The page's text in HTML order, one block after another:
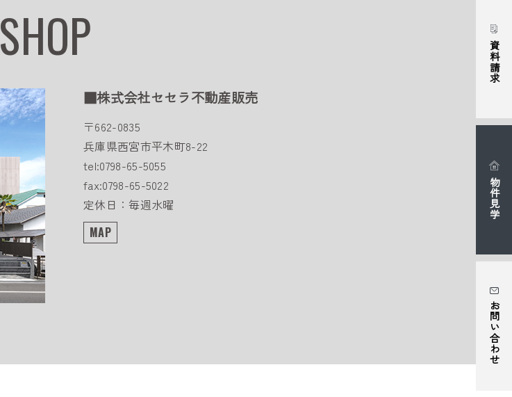
資料請求
物件見学
お問い合わせ
SHOP
■株式会社セセラ不動産販売
〒662-0835
兵庫県西宮市平木町8-22
tel:0798-65-5055
fax:0798-65-5022
定休日：毎週水曜
MAP